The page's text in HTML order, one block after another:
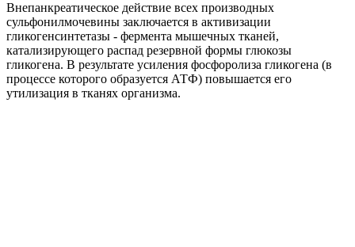
Внепанкреатическое действие всех производных
сульфонилмочевины заключается в активизации
гликогенсинтетазы - фермента мышечных тканей,
катализирующего распад резервной формы глюкозы
гликогена. В результате усиления фосфоролиза гликогена (в
процессе которого образуется АТФ) повышается его
утилизация в тканях организма.